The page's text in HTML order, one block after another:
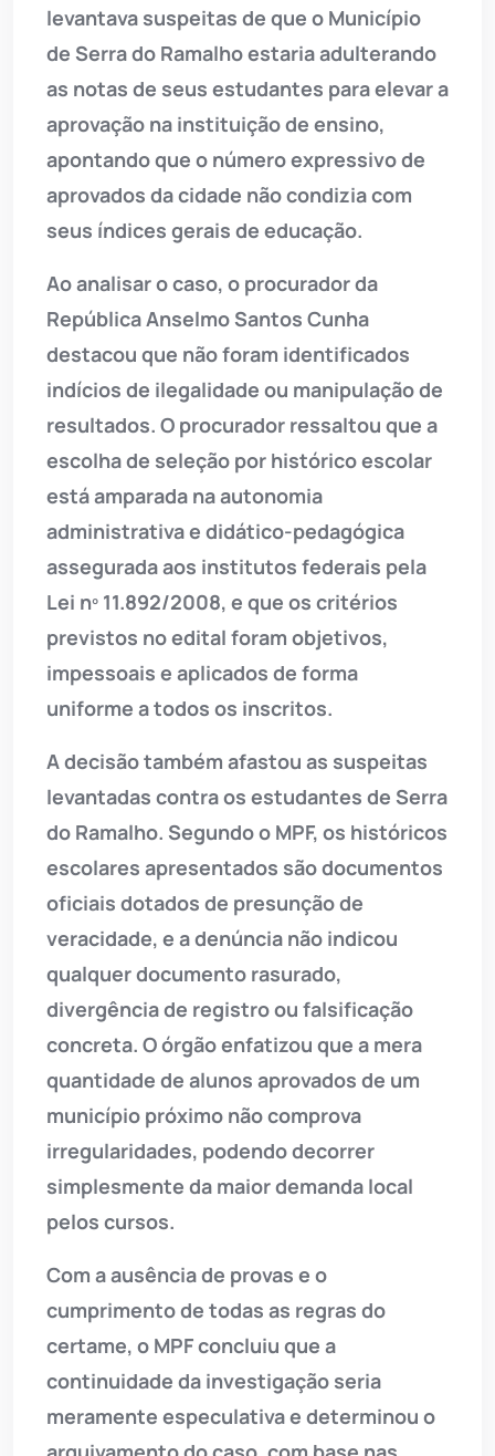
levantava suspeitas de que o Município
de Serra do Ramalho estaria adulterando
as notas de seus estudantes para elevar a
aprovação na instituição de ensino,
apontando que o número expressivo de
aprovados da cidade não condizia com
seus índices gerais de educação.
Ao analisar o caso, o procurador da
República Anselmo Santos Cunha
destacou que não foram identificados
indícios de ilegalidade ou manipulação de
resultados. O procurador ressaltou que a
escolha de seleção por histórico escolar
está amparada na autonomia
administrativa e didático-pedagógica
assegurada aos institutos federais pela
Lei nº 11.892/2008, e que os critérios
previstos no edital foram objetivos,
impessoais e aplicados de forma
uniforme a todos os inscritos.
A decisão também afastou as suspeitas
levantadas contra os estudantes de Serra
do Ramalho. Segundo o MPF, os históricos
escolares apresentados são documentos
oficiais dotados de presunção de
veracidade, e a denúncia não indicou
qualquer documento rasurado,
divergência de registro ou falsificação
concreta. O órgão enfatizou que a mera
quantidade de alunos aprovados de um
município próximo não comprova
irregularidades, podendo decorrer
simplesmente da maior demanda local
pelos cursos.
Com a ausência de provas e o
cumprimento de todas as regras do
certame, o MPF concluiu que a
continuidade da investigação seria
meramente especulativa e determinou o